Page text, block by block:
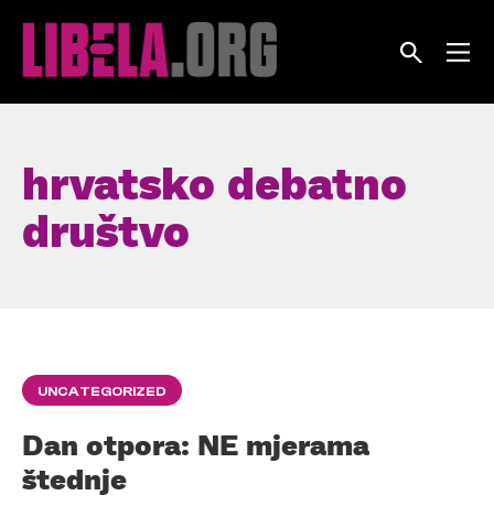
hrvatsko debatno
društvo
UNCATEGORIZED
Dan otpora: NE mjerama
štednje